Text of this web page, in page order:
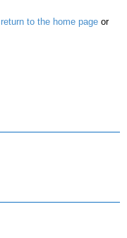
return to the home page or